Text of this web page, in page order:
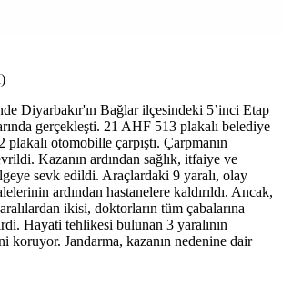
Diyarbakır'ın Bağlar ilçesindeki 5’inci Etap
gerçekleşti. 21 AHF 513 plakalı belediye
otomobille çarpıştı. Çarpmanın
Kazanın ardından sağlık, itfaiye ve
sevk edildi. Araçlardaki 9 yaralı, olay
ardından hastanelere kaldırıldı. Ancak,
ikisi, doktorların tüm çabalarına
Hayati tehlikesi bulunan 3 yaralının
koruyor. Jandarma, kazanın nedenine dair